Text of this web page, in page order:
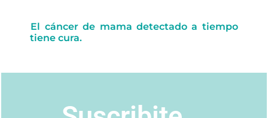
El cáncer de mama detectado a tiempo
tiene cura.